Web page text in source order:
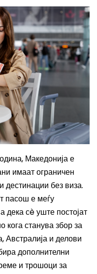
Македонија е
имаат ограничен
дестинации без виза.
пасош е меѓу
дека сè уште постојат
кога станува збор за
и делови
дополнителни
и трошоци за